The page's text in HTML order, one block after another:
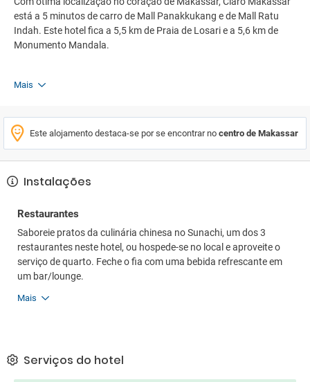
está a 5 minutos de carro de Mall Panakkukang e de Mall Ratu
Indah. Este hotel fica a 5,5 km de Praia de Losari e a 5,6 km de
Monumento Mandala.
Mais
Este alojamento destaca-se por se encontrar no centro de Makassar
Instalações
Restaurantes
Saboreie pratos da culinária chinesa no Sunachi, um dos 3
restaurantes neste hotel, ou hospede-se no local e aproveite o
serviço de quarto. Feche o fia com uma bebida refrescante em
um bar/lounge.
Mais
Serviços do hotel